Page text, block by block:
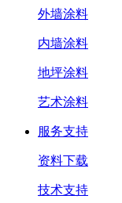
外墙涂料
内墙涂料
地坪涂料
艺术涂料
服务支持
资料下载
技术支持